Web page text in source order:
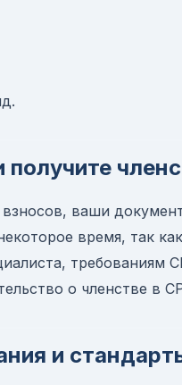
ваши
время, так
требованиям
о членстве в
и